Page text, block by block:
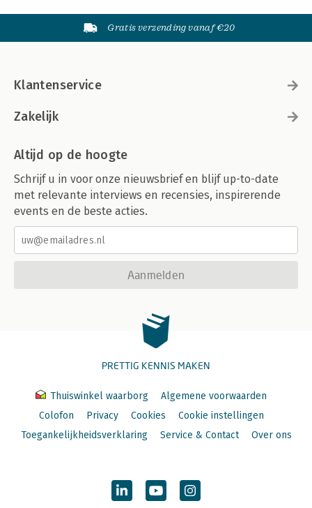
Gratis verzending vanaf €20
Klantenservice
Zakelijk
Altijd op de hoogte
Schrijf u in voor onze nieuwsbrief en blijf up-to-date
met relevante interviews en recensies, inspirerende
events en de beste acties.
Aanmelden
PRETTIG KENNIS MAKEN
Thuiswinkel waarborg
Algemene voorwaarden
Colofon
Privacy Cookies
Cookie instellingen
Toegankelijkheidsverklaring
Service & Contact Over ons